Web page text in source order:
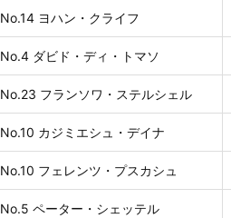
No.14 ヨハン・クライフ
No.4 ダビド・ディ・トマソ
No.23 フランソワ・ステルシェル
No.10 カジミエシュ・デイナ
No.10 フェレンツ・プスカシュ
No.5 ペーター・シェッテル